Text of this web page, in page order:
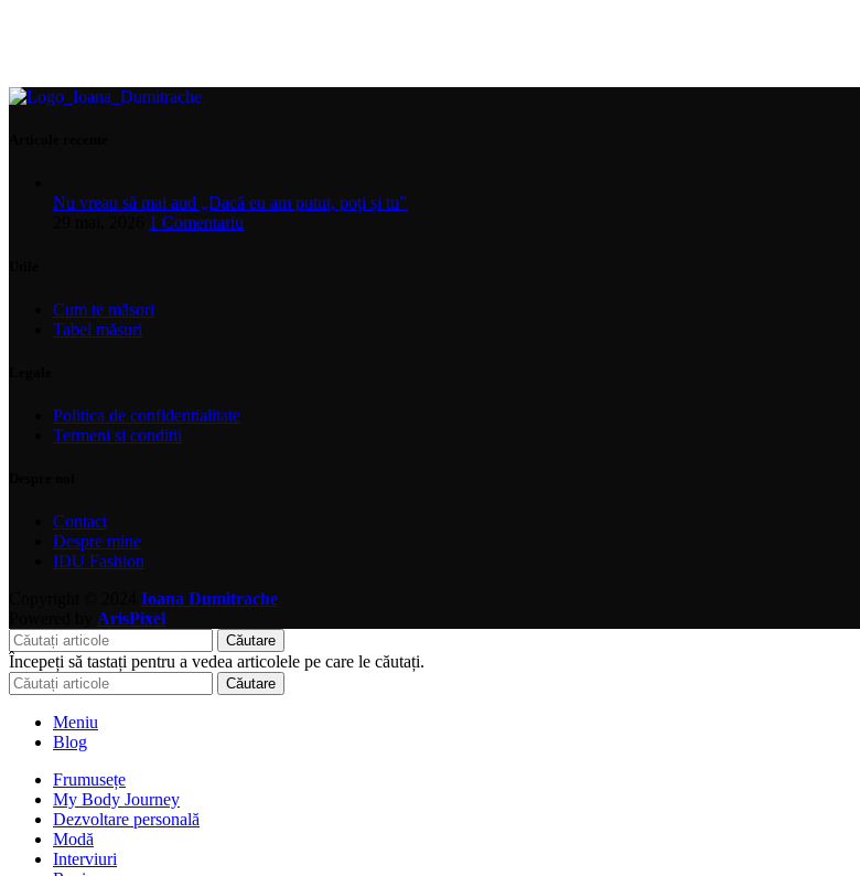
Nu vreau să mai aud „Dacă eu am putut, poți și tu”
1 Comentariu
Cum te măsori
Tabel măsuri
Politica de confidentialitate
Termeni si conditii
Contact
Despre mine
IDU Fashion
Ioana Dumitrache
ArisPixel
Căutare
Începeți să tastați pentru a vedea articolele pe care le căutați.
Căutare
Meniu
Blog
Frumusețe
My Body Journey
Dezvoltare personală
Modă
Interviuri